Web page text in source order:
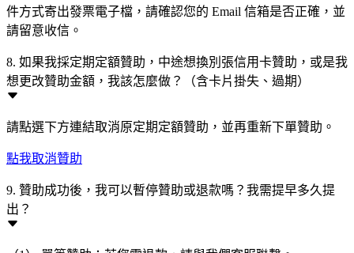
件方式寄出發票電子檔，請確認您的 Email 信箱是否正確，並
請留意收信。
8. 如果我採定期定額贊助，中途想換別張信用卡贊助，或是我
想更改贊助金額，我該怎麼做？（含卡片掛失、過期）
請點選下方連結取消原定期定額贊助，並再重新下單贊助。
點我取消贊助
9. 贊助成功後，我可以暫停贊助或退款嗎？我需提早多久提
出？